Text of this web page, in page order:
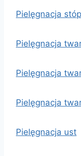
Pielęgnacja stóp
Pielęgnacja
Pielęgnacja
Pielęgnacja
Pielęgnacja ust